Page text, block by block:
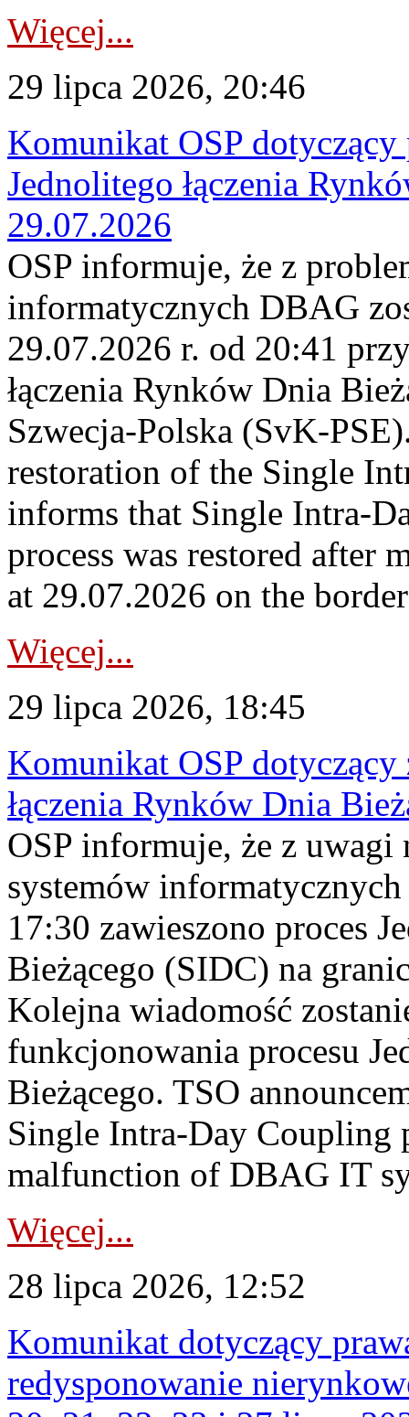
Więcej...
29 lipca 2026, 20:46
Komunikat OSP
Jednolitego łączenia
29.07.2026
OSP informuje, że z
informatycznych DBAG
29.07.2026 r. od 20:41
łączenia Rynków Dnia
Szwecja-Polska (SvK-
restoration of the Single
informs that Single Intra-
process was restored after
at 29.07.2026 on the
Więcej...
29 lipca 2026, 18:45
Komunikat OSP dotyczący
łączenia Rynków Dnia
OSP informuje, że z uwagi
systemów
17:30 zawieszono proces
Bieżącego (SIDC) na
Kolejna wiadomość
funkcjonowania procesu
Bieżącego. TSO
Single Intra-Day Coupling
malfunction of DBAG IT
Więcej...
28 lipca 2026, 12:52
Komunikat dotyczący
redysponowanie